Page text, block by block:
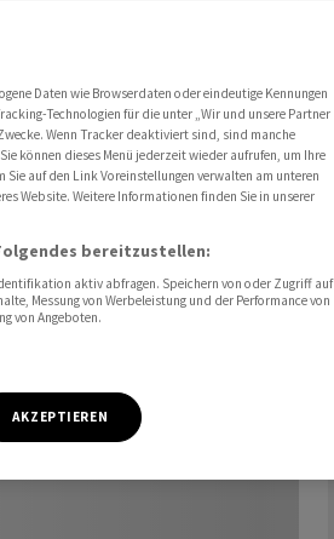
Daten wie Browserdaten oder eindeutige Kennungen
Technologien für die unter „Wir und unsere Partner
Wenn Tracker deaktiviert sind, sind manche
können dieses Menü jederzeit wieder aufrufen, um Ihre
auf den Link Voreinstellungen verwalten am unteren
Website. Weitere Informationen finden Sie in unserer
bereitzustellen:
aktiv abfragen. Speichern von oder Zugriff auf
Messung von Werbeleistung und der Performance von
von Angeboten.
AKZEPTIEREN